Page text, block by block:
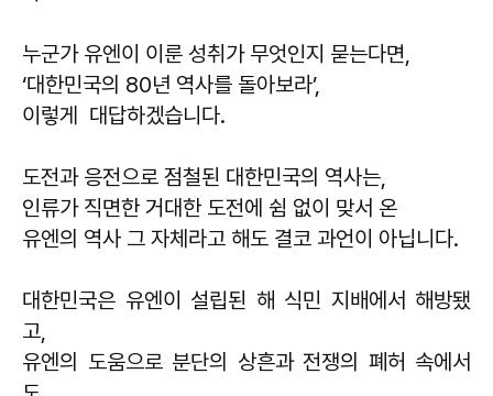
누군가 유엔이 이룬 성취가 무엇인지 묻는다면,
‘대한민국의 80년 역사를 돌아보라’,
이렇게 대답하겠습니다.
도전과 응전으로 점철된 대한민국의 역사는,
인류가 직면한 거대한 도전에 쉼 없이 맞서 온
유엔의 역사 그 자체라고 해도 결코 과언이 아닙니다.
대한민국은 유엔이 설립된 해 식민 지배에서 해방됐
고,
유엔의 도움으로 분단의 상흔과 전쟁의 폐허 속에서